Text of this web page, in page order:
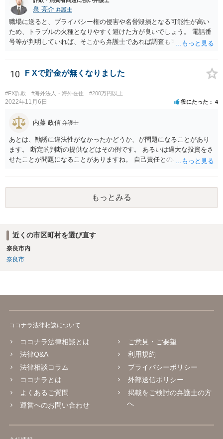
泉 亮介 弁護士
職場に送ると、プライバシー権の侵害や名誉毀損となる可能性が高い
ため、トラブルの火種となりやすく避けた方が良いでしょう。 電話番
号等が判明していれば、そこから弁護士であれば調査も可能です。
10 F Xで貯金が無くなりました
#FX詐欺 #海外法人・海外在住 #200万円以上
2022年11月6日 役にたった 4
内藤 政信 弁護士
あとは、勧誘に違法性がなかったかどうか、が問題になることがあり
ます。 断定的判断の提供などはその例です。 あるいは過大な投資をさ
せたことが問題になることがありますね。 自己責任との相関関係です
いでしょう。
もっとみる
近くの市区町村を選び直す
奈良市内
奈良市
ココナラ法律相談について
ココナラ法律相談とは
法律Q&A
法律相談コラム
ココナラとは
よくあるご質問
運営へのお問い合わせ
ご意見・ご要望
利用規約
プライバシーポリシー
外部送信ポリシー
掲載をご検討の弁護士の方
へ